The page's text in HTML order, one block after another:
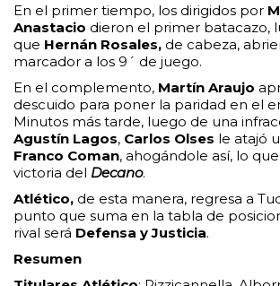
En el primer tiempo, los dirigidos por
Anastacio dieron el primer batacazo,
que Hernán Rosales, de cabeza,
marcador a los 9´ de juego.
En el complemento, Martín Araujo
descuido para poner la paridad en el
Minutos más tarde, luego de una
Agustín Lagos, Carlos Olses le atajó
Franco Coman, ahogándole así, lo
victoria del Decano.
Atlético, de esta manera, regresa a
punto que suma en la tabla de
rival será Defensa y Justicia.
Resumen